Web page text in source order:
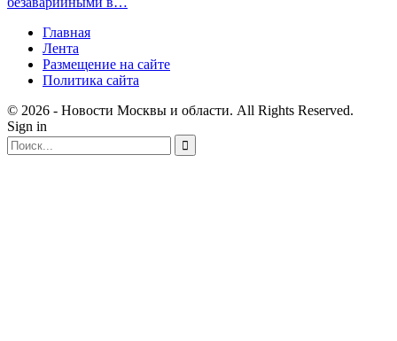
Главная
Лента
Размещение на сайте
Политика сайта
© 2026 - Новости Москвы и области. All Rights Reserved.
Sign in